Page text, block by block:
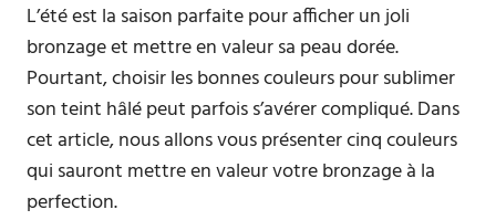
L’été est la saison parfaite pour afficher un joli
bronzage et mettre en valeur sa peau dorée.
Pourtant, choisir les bonnes couleurs pour sublimer
son teint hâlé peut parfois s’avérer compliqué. Dans
cet article, nous allons vous présenter cinq couleurs
qui sauront mettre en valeur votre bronzage à la
perfection.